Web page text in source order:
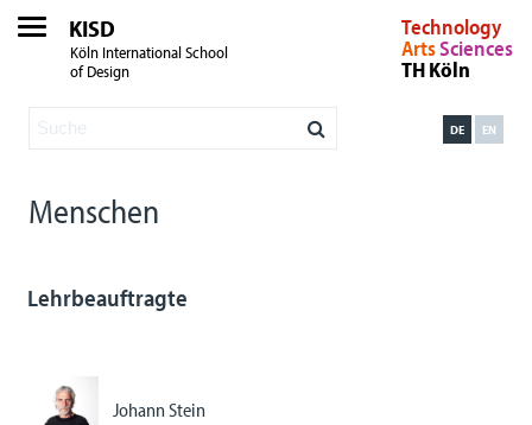
KISD
Köln International School
of Design
Technology
ArtsSciences
TH Köln
EN
DE
Menschen
Lehrbeauftragte
Johann Stein